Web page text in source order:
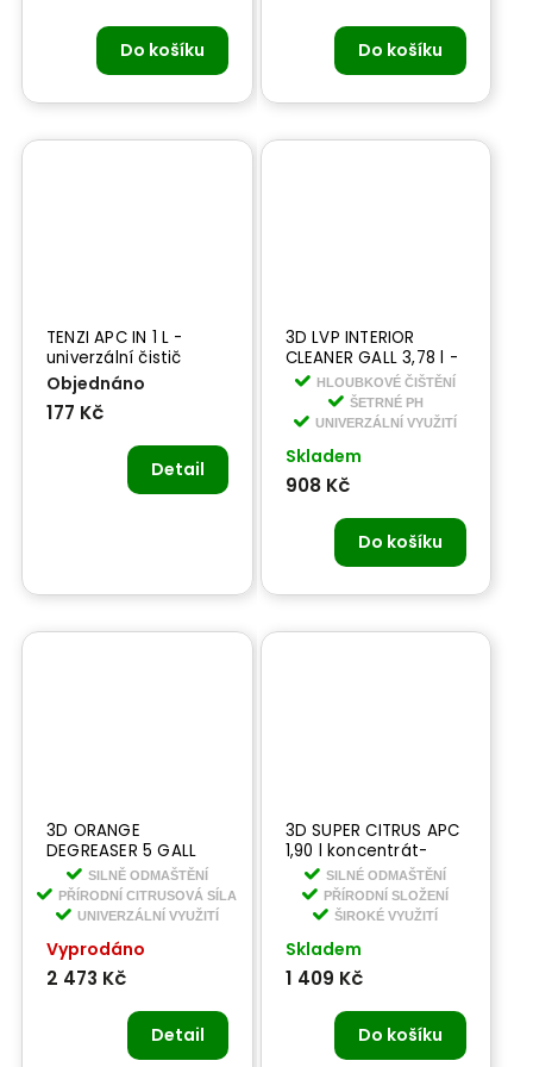
Do košíku Do košíku
TENZI APC IN 1 L -
univerzální čistič
Objednáno
177 Kč
Detail
3D LVP INTERIOR
CLEANER GALL 3,78 l -
prémiový čistič na
kůži, vinyl a plasty v
interiéru
HLOUBKOVÉ ČIŠTĚNÍ
ŠETRNÉ PH
UNIVERZÁLNÍ VYUŽITÍ
Skladem
908 Kč
Do košíku
3D ORANGE
DEGREASER 5 GALL
18,90 l - prémiový
univerzální čistič
SILNĚ ODMAŠTĚNÍ
PŘÍRODNÍ CITRUSOVÁ SÍLA
UNIVERZÁLNÍ VYUŽITÍ
Vyprodáno
2 473 Kč
Detail
3D SUPER CITRUS APC
1,90 l koncentrát-
univerzální čistič a
odmašťovač
SILNÉ ODMAŠTĚNÍ
PŘÍRODNÍ SLOŽENÍ
ŠIROKÉ VYUŽITÍ
Skladem
1 409 Kč
Do košíku